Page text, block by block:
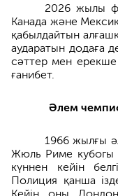
2026 жылы
Канада және
қабылдайтын
аударатын додаға
сәттер мен ерекше
ғанибет.
Әлем
1966 жылғы
Жюль Риме кубогы
күннен кейін
Полиция қанша